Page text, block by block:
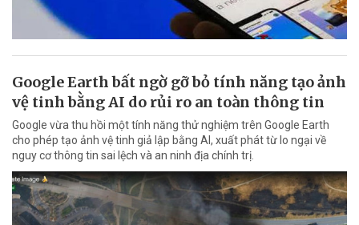
Google Earth bất ngờ gỡ bỏ tính năng tạo ảnh
vệ tinh bằng AI do rủi ro an toàn thông tin
Google vừa thu hồi một tính năng thử nghiệm trên Google Earth
cho phép tạo ảnh vệ tinh giả lập bằng AI, xuất phát từ lo ngại về
nguy cơ thông tin sai lệch và an ninh địa chính trị.